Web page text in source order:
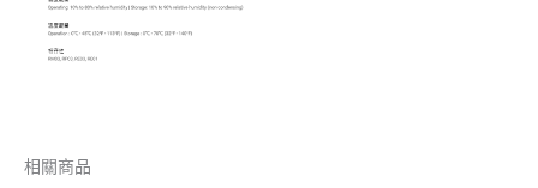
相關商品